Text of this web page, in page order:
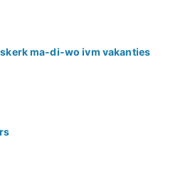
ma-di-wo ivm vakanties